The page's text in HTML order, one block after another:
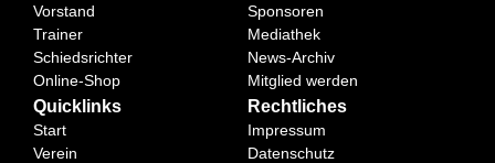
Quicklinks
Start
Verein
Vorstand
Trainer
Schiedsrichter
Online-Shop
Sponsoren
Mediathek
News-Archiv
Mitglied werden
Rechtliches
Impressum
Datenschutz